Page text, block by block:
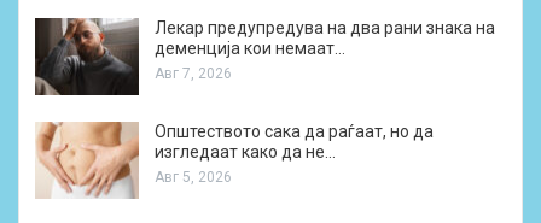
Лекар предупредува на два рани знака на
деменција кои немаат…
Авг 7, 2026
Општеството сака да раѓаат, но да
изгледаат како да не…
Авг 5, 2026